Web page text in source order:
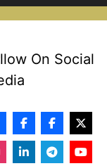
On Social